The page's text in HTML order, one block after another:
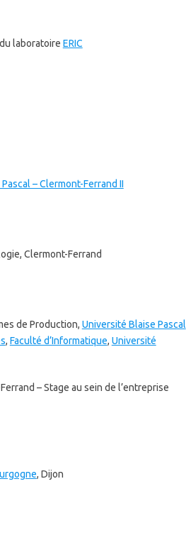
laboratoire ERIC
– Clermont-Ferrand II
Clermont-Ferrand
de Production, Université Blaise Pascal
, Faculté d’Informatique, Université
– Stage au sein de l’entreprise
, Dijon